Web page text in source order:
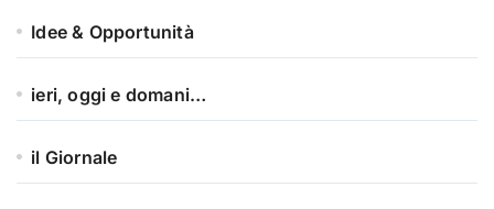
Idee & Opportunità
ieri, oggi e domani…
il Giornale